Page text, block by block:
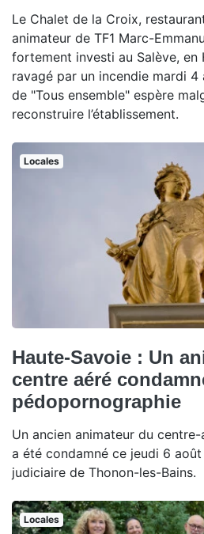
Le Chalet de la Croix,
animateur de TF1 Marc-
fortement investi au Salève, en
ravagé par un incendie mardi 4
de "Tous ensemble" espère
reconstruire l’établissement.
Locales
Haute-Savoie : Un
centre aéré
pédopornographie
Un ancien animateur du
a été condamné ce jeudi 6
judiciaire de Thonon-les-Bains.
Locales